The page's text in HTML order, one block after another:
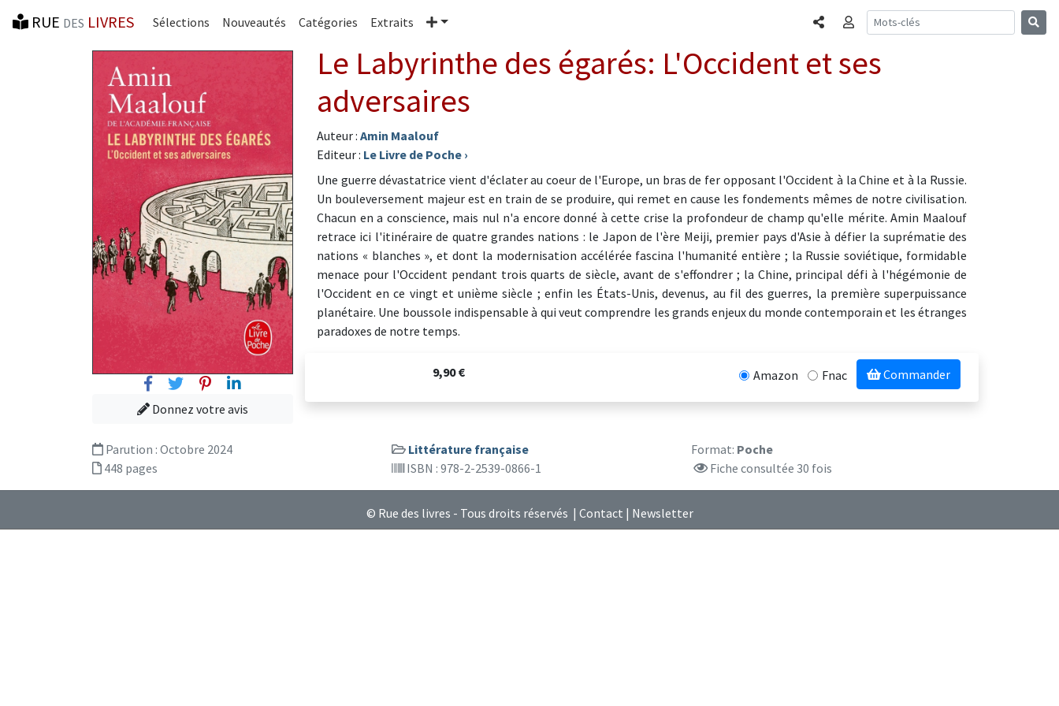
RUE DES LIVRES Sélections Nouveautés Catégories Extraits Plus PartagerConnexion
FacebookTwitterPinterest
Linkedin
Donnez votre avis
Le Labyrinthe des égarés: L'Occident et ses
adversaires
Auteur : Amin Maalouf
Editeur : Le Livre de Poche ›
Une guerre dévastatrice vient d'éclater au coeur de l'Europe, un bras de fer opposant l'Occident à la Chine et à la Russie.
Un bouleversement majeur est en train de se produire, qui remet en cause les fondements mêmes de notre civilisation.
Chacun en a conscience, mais nul n'a encore donné à cette crise la profondeur de champ qu'elle mérite. Amin Maalouf
retrace ici l'itinéraire de quatre grandes nations : le Japon de l'ère Meiji, premier pays d'Asie à défier la suprématie des
nations « blanches », et dont la modernisation accélérée fascina l'humanité entière ; la Russie soviétique, formidable
menace pour l'Occident pendant trois quarts de siècle, avant de s'effondrer ; la Chine, principal défi à l'hégémonie de
l'Occident en ce vingt et unième siècle ; enfin les États-Unis, devenus, au fil des guerres, la première superpuissance
planétaire. Une boussole indispensable à qui veut comprendre les grands enjeux du monde contemporain et les étranges
paradoxes de notre temps.
9,90 € Amazon Fnac Commander
Parution : Octobre 2024 Littérature française Format: Poche
448 pages
ISBN : 978-2-2539-0866-1 Fiche consultée 30 fois
© Rue des livres - Tous droits réservés | Contact | Newsletter